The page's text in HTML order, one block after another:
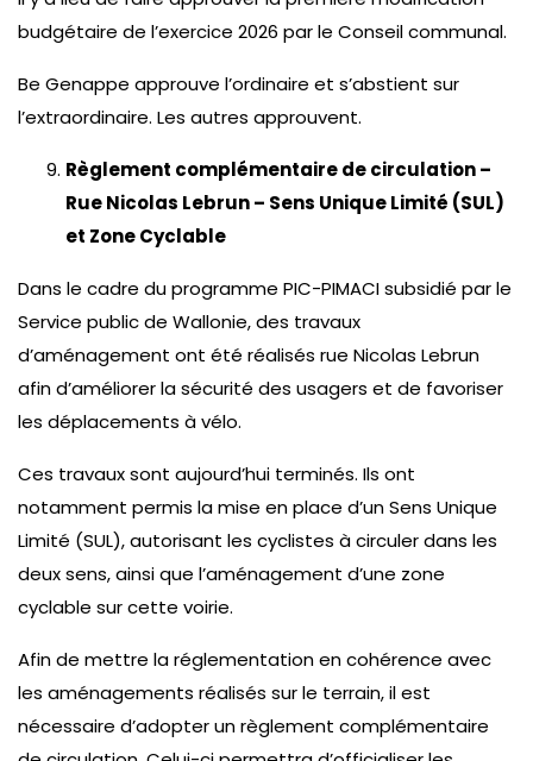
budgétaire de l’exercice 2026 par le Conseil communal.
Be Genappe approuve l’ordinaire et s’abstient sur
l’extraordinaire. Les autres approuvent.
Règlement complémentaire de circulation –
Rue Nicolas Lebrun – Sens Unique Limité (SUL)
et Zone Cyclable
Dans le cadre du programme PIC-PIMACI subsidié par le
Service public de Wallonie, des travaux
d’aménagement ont été réalisés rue Nicolas Lebrun
afin d’améliorer la sécurité des usagers et de favoriser
les déplacements à vélo.
Ces travaux sont aujourd’hui terminés. Ils ont
notamment permis la mise en place d’un Sens Unique
Limité (SUL), autorisant les cyclistes à circuler dans les
deux sens, ainsi que l’aménagement d’une zone
cyclable sur cette voirie.
Afin de mettre la réglementation en cohérence avec
les aménagements réalisés sur le terrain, il est
nécessaire d’adopter un règlement complémentaire